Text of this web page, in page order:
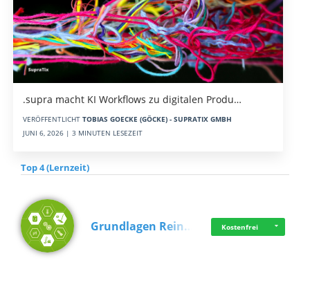
.supra macht KI Workflows zu digitalen Produ…
VERÖFFENTLICHT TOBIAS GOECKE (GÖCKE) - SUPRATIX GMBH
JUNI 6, 2026 | 3 MINUTEN LESEZEIT
Top 4 (Lernzeit)
Grundlagen Rein… Kostenfrei